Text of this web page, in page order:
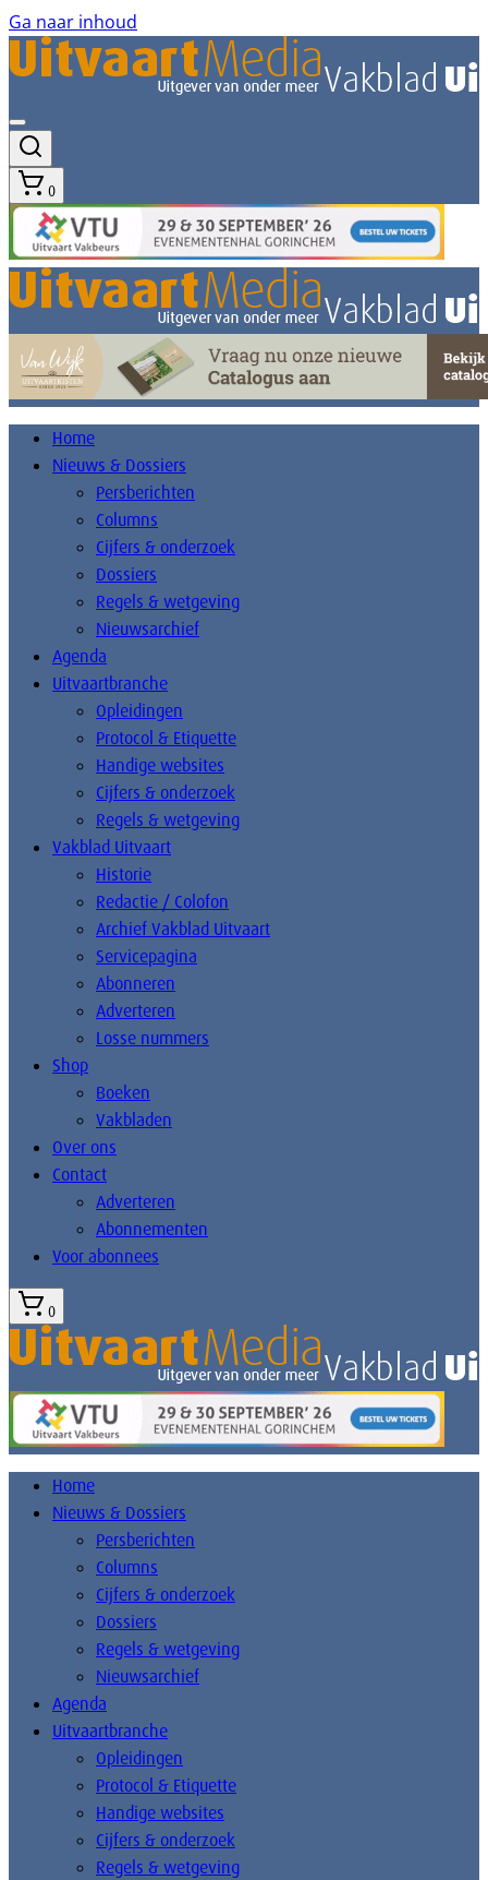
Ga naar inhoud
0
Home
Nieuws & Dossiers
Persberichten
Columns
Cijfers & onderzoek
Dossiers
Regels & wetgeving
Nieuwsarchief
Agenda
Uitvaartbranche
Opleidingen
Protocol & Etiquette
Handige websites
Cijfers & onderzoek
Regels & wetgeving
Vakblad Uitvaart
Historie
Redactie / Colofon
Archief Vakblad Uitvaart
Servicepagina
Abonneren
Adverteren
Losse nummers
Shop
Boeken
Vakbladen
Over ons
Contact
Adverteren
Abonnementen
Voor abonnees
0
Home
Nieuws & Dossiers
Persberichten
Columns
Cijfers & onderzoek
Dossiers
Regels & wetgeving
Nieuwsarchief
Agenda
Uitvaartbranche
Opleidingen
Protocol & Etiquette
Handige websites
Cijfers & onderzoek
Regels & wetgeving